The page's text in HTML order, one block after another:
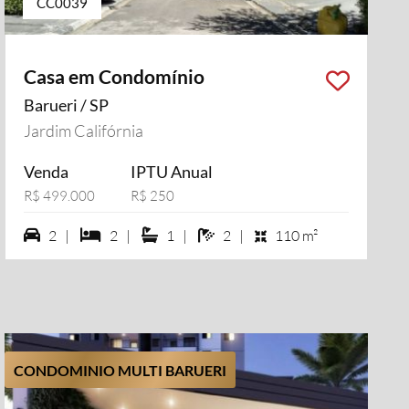
Casa em Condomínio
Barueri / SP
Jardim Califórnia
Venda
R$ 499.000
IPTU Anual
R$ 250
2 vagas na garagem
2 | 2 dormiórios
2 | 1 suítes
1 | 2 banheiros
2 | 110 m²
CONDOMINIO MULTI BARUERI